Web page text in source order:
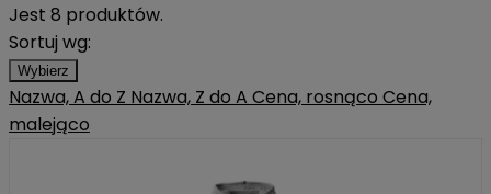
Jest 8 produktów.
Sortuj wg:
Wybierz
Nazwa, A do Z Nazwa, Z do A Cena, rosnąco Cena,
malejąco